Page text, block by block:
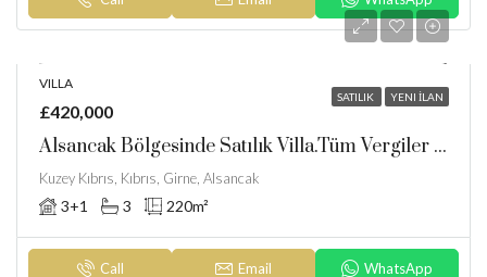
SATILIK YENI İLAN
VILLA
£420,000
Alsancak Bölgesinde Satılık Villa.Tüm Vergiler Ödenmiştir
Kuzey Kıbrıs, Kıbrıs, Girne, Alsancak
3+1 3 220m²
Call Email WhatsApp